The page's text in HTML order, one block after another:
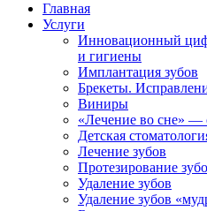
Главная
Услуги
Инновационный
и гигиены
Имплантация зубов
Брекеты.
Виниры
«Лечение во сне» —
Детская
Лечение зубов
Протезирование
Удаление зубов
Удаление зубов